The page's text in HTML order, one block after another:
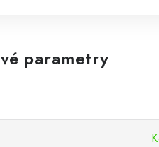
parametry